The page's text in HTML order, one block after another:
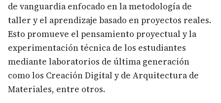
de vanguardia enfocado en la metodología de
taller y el aprendizaje basado en proyectos reales.
Esto promueve el pensamiento proyectual y la
experimentación técnica de los estudiantes
mediante laboratorios de última generación
como los Creación Digital y de Arquitectura de
Materiales, entre otros.